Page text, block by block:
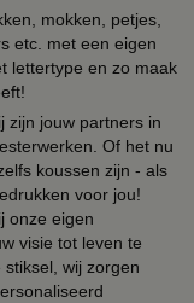
mokken, petjes,
etc. met een eigen
lettertype en zo maak
zijn jouw partners in
Of het nu
koussen zijn - als
voor jou!
onze eigen
visie tot leven te
wij zorgen